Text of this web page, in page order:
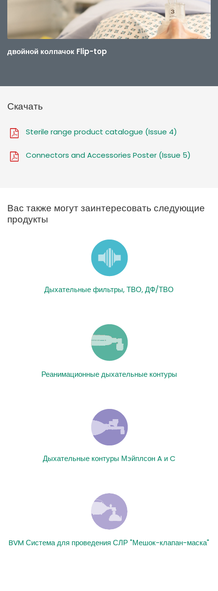
двойной колпачок Flip-top
Скачать
Sterile range product catalogue (Issue 4)
Connectors and Accessories Poster (Issue 5)
Вас также могут заинтересовать следующие
продукты
Дыхательные фильтры, ТВО, ДФ/ТВО
Реанимационные дыхательные контуры
Дыхательные контуры Мэйплсон A и C
BVM Система для проведения СЛР "Мешок-клапан-маска"